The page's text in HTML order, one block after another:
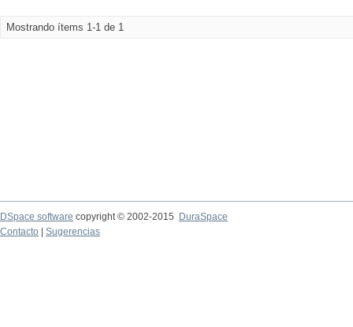
Mostrando ítems 1-1 de 1
DSpace software copyright © 2002-2015
DuraSpace
Contacto
Sugerencias